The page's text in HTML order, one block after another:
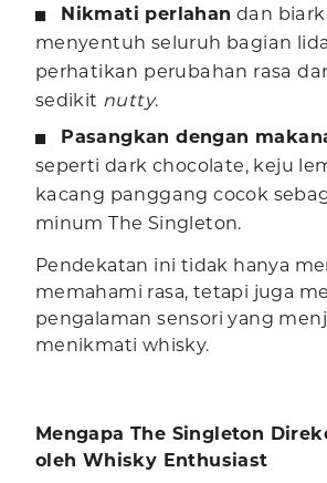
Nikmati perlahan dan
menyentuh seluruh bagian
perhatikan perubahan rasa
sedikit nutty.
Pasangkan dengan
seperti dark chocolate, keju
kacang panggang cocok
minum The Singleton.
Pendekatan ini tidak hanya
memahami rasa, tetapi juga
pengalaman sensori yang
menikmati whisky.
Mengapa The Singleton
oleh Whisky Enthusiast